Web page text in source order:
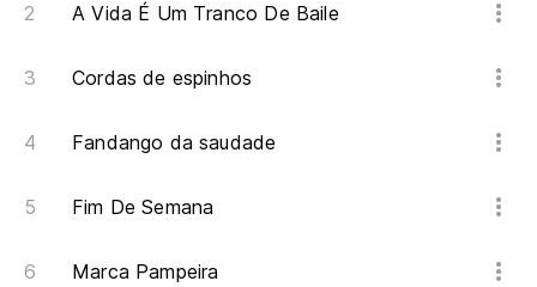
A Vida É Um Tranco De Baile
Cordas de espinhos
Fandango da saudade
Fim De Semana
Marca Pampeira